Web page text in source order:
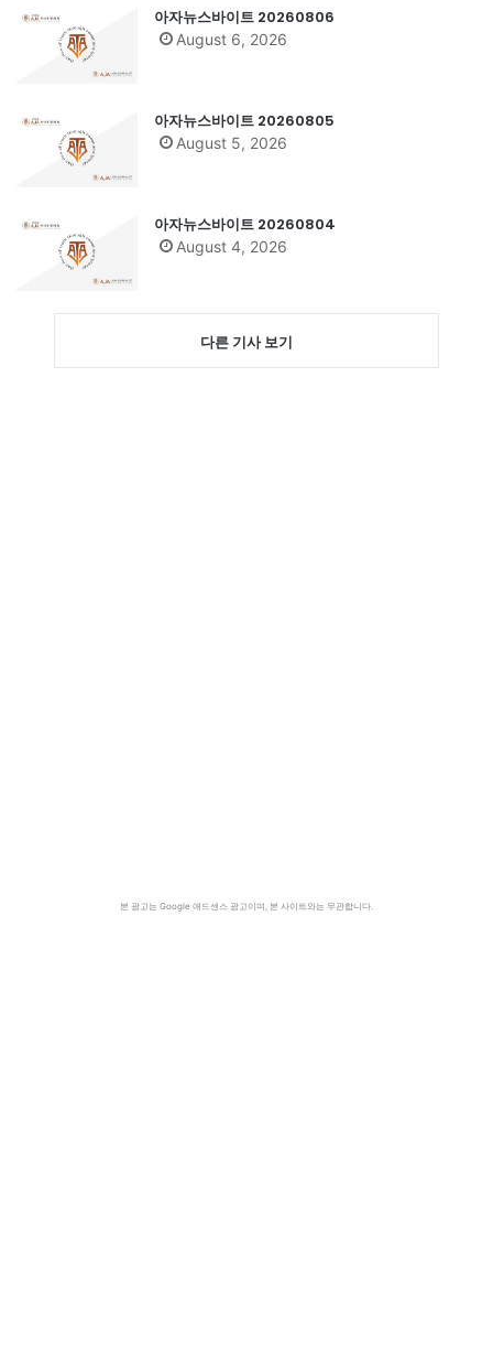
아자뉴스바이트 20260806
August 6, 2026
아자뉴스바이트 20260805
August 5, 2026
아자뉴스바이트 20260804
August 4, 2026
다른 기사 보기
본 광고는 Google 애드센스 광고이며, 본 사이트와는 무관합니다.